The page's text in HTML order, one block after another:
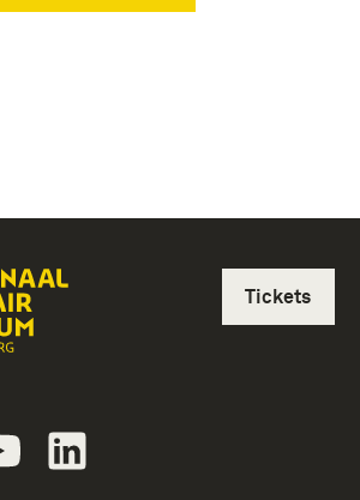
Youtube
Tickets